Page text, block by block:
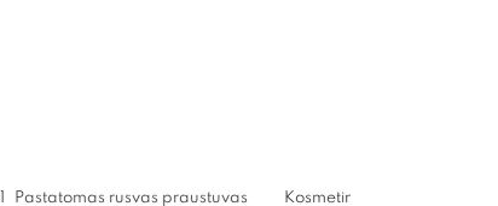
Pastatomas rusvas praustuvas Kosmetinis veidrodėlis A57